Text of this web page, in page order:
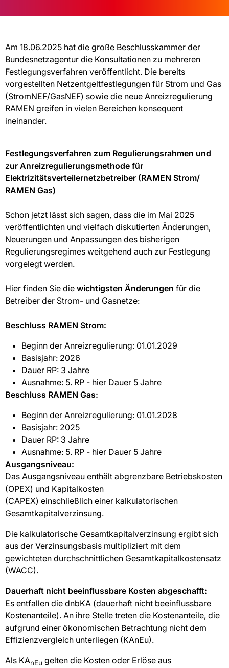
Am 18.06.2025 hat die große Beschlusskammer der
Bundesnetzagentur die Konsultationen zu mehreren
Festlegungsverfahren veröffentlicht. Die bereits
vorgestellten Netzentgeltfestlegungen für Strom und Gas
(StromNEF/GasNEF) sowie die neue Anreizregulierung
RAMEN greifen in vielen Bereichen konsequent
ineinander.
Festlegungsverfahren zum Regulierungsrahmen und
zur Anreizregulierungsmethode für
Elektrizitätsverteilernetzbetreiber (RAMEN Strom/
RAMEN Gas)
Schon jetzt lässt sich sagen, dass die im Mai 2025
veröffentlichten und vielfach diskutierten Änderungen,
Neuerungen und Anpassungen des bisherigen
Regulierungsregimes weitgehend auch zur Festlegung
vorgelegt werden.
Hier finden Sie die wichtigsten Änderungen für die
Betreiber der Strom- und Gasnetze:
Beschluss RAMEN Strom:
Beginn der Anreizregulierung: 01.01.2029
Basisjahr: 2026
Dauer RP: 3 Jahre
Ausnahme: 5. RP - hier Dauer 5 Jahre
Beschluss RAMEN Gas:
Beginn der Anreizregulierung: 01.01.2028
Basisjahr: 2025
Dauer RP: 3 Jahre
Ausnahme: 5. RP - hier Dauer 5 Jahre
Ausgangsniveau:
Das Ausgangsniveau enthält abgrenzbare Betriebskosten
(OPEX) und Kapitalkosten
(CAPEX) einschließlich einer kalkulatorischen
Gesamtkapitalverzinsung.
Die kalkulatorische Gesamtkapitalverzinsung ergibt sich
aus der Verzinsungsbasis multipliziert mit dem
gewichteten durchschnittlichen Gesamtkapitalkostensatz
(WACC).
Dauerhaft nicht beeinflussbare Kosten abgeschafft:
Es entfallen die dnbKA (dauerhaft nicht beeinflussbare
Kostenanteile). An ihre Stelle treten die Kostenanteile, die
aufgrund einer ökonomischen Betrachtung nicht dem
Effizienzvergleich unterliegen (KAnEu).
Als KAnEu gelten die Kosten oder Erlöse aus